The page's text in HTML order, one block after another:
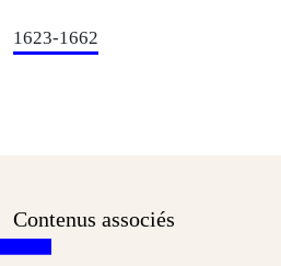
1623-1662
Contenus associés